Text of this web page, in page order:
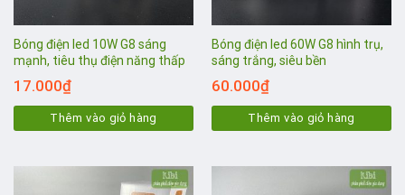
Bóng điện led 10W G8 sáng
mạnh, tiêu thụ điện năng thấp
17.000₫
Thêm vào giỏ hàng
Bóng điện led 60W G8 hình trụ,
sáng trắng, siêu bền
60.000₫
Thêm vào giỏ hàng